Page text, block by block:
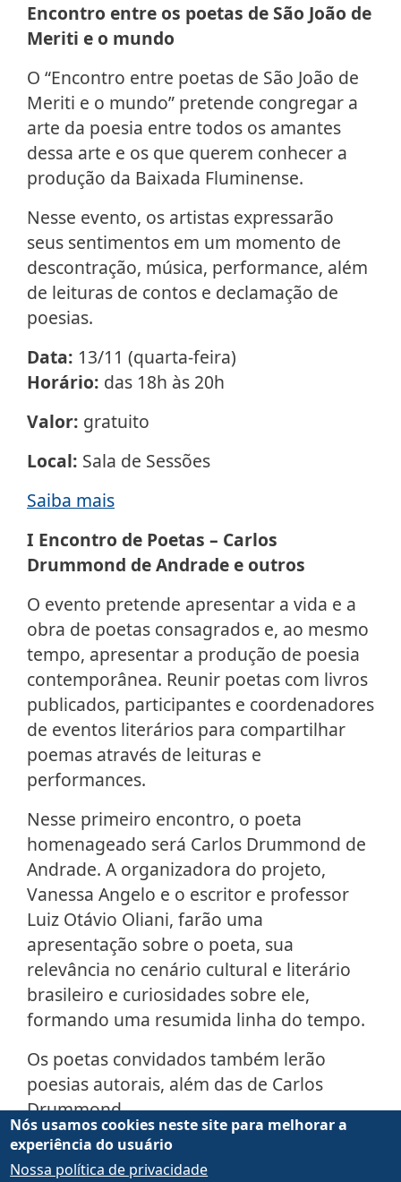
Encontro entre os poetas de São João de
Meriti e o mundo
O “Encontro entre poetas de São João de
Meriti e o mundo” pretende congregar a
arte da poesia entre todos os amantes
dessa arte e os que querem conhecer a
produção da Baixada Fluminense.
Nesse evento, os artistas expressarão
seus sentimentos em um momento de
descontração, música, performance, além
de leituras de contos e declamação de
poesias.
Data: 13/11 (quarta-feira)
Horário: das 18h às 20h
Valor: gratuito
Local: Sala de Sessões
Saiba mais
I Encontro de Poetas – Carlos
Drummond de Andrade e outros
O evento pretende apresentar a vida e a
obra de poetas consagrados e, ao mesmo
tempo, apresentar a produção de poesia
contemporânea. Reunir poetas com livros
publicados, participantes e coordenadores
de eventos literários para compartilhar
poemas através de leituras e
performances.
Nesse primeiro encontro, o poeta
homenageado será Carlos Drummond de
Andrade. A organizadora do projeto,
Vanessa Angelo e o escritor e professor
Luiz Otávio Oliani, farão uma
apresentação sobre o poeta, sua
relevância no cenário cultural e literário
brasileiro e curiosidades sobre ele,
formando uma resumida linha do tempo.
Os poetas convidados também lerão
poesias autorais, além das de Carlos
Drummond.
Data:29/11 (sexta-feira)
Horário:das 17h30 às 20h20
Nós usamos cookies neste site para melhorar a
experiência do usuário
Nossa política de privacidade